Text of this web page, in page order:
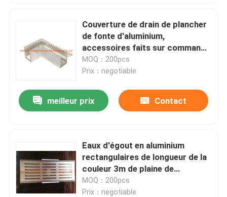
Couverture de drain de plancher
de fonte d'aluminium,
accessoires faits sur commande
de construction de taille
MOQ：200pcs
Prix：negotiable
meilleur prix Contact
Eaux d'égout en aluminium
rectangulaires de longueur de la
couleur 3m de plaine de
couverture de drain de plancher
MOQ：200pcs
Prix：negotiable